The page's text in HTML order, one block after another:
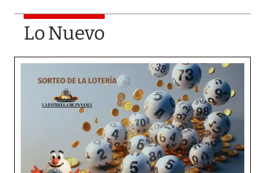
Lo Nuevo